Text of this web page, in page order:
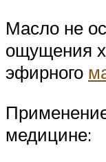
Масло не
ощущения
эфирного
медицине: